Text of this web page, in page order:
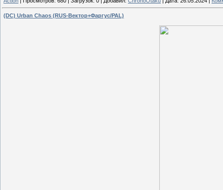
(DC) Urban Chaos (RUS-Вектор+Фаргус/PAL)